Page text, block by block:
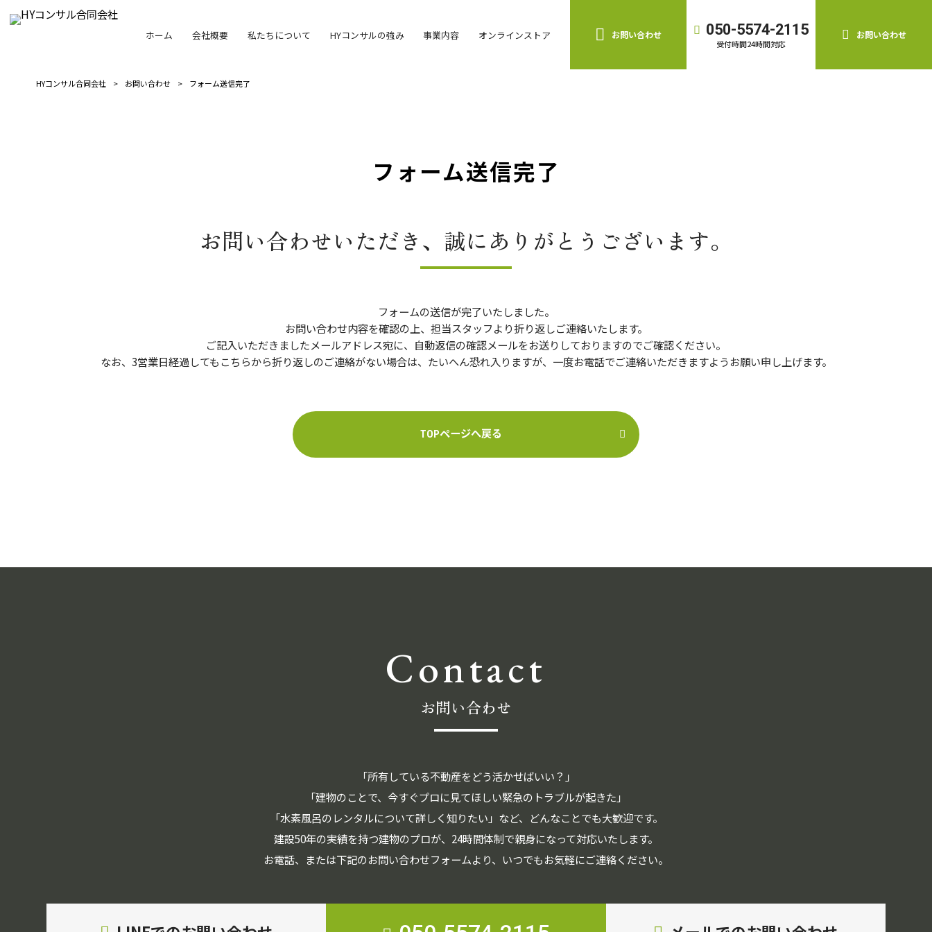
ホーム 会社概要 私たちについて HYコンサルの強み 事業内容 オンラインストア お問い合わせ 050-5574-2115
受付時間24時間対応
お問い合わせ
HYコンサル合同会社 > お問い合わせ > フォーム送信完了
フォーム送信完了
お問い合わせいただき、誠にありがとうございます。
フォームの送信が完了いたしました。
お問い合わせ内容を確認の上、担当スタッフより折り返しご連絡いたします。
ご記入いただきましたメールアドレス宛に、自動返信の確認メールをお送りしておりますのでご確認ください。
なお、3営業日経過してもこちらから折り返しのご連絡がない場合は、たいへん恐れ入りますが、一度お電話でご連絡いただきますようお願い申し上げます。
TOPページへ戻る
Contact
お問い合わせ
「所有している不動産をどう活かせばいい？」
「建物のことで、今すぐプロに見てほしい緊急のトラブルが起きた」
「水素風呂のレンタルについて詳しく知りたい」など、どんなことでも大歓迎です。
建設50年の実績を持つ建物のプロが、24時間体制で親身になって対応いたします。
お電話、または下記のお問い合わせフォームより、いつでもお気軽にご連絡ください。